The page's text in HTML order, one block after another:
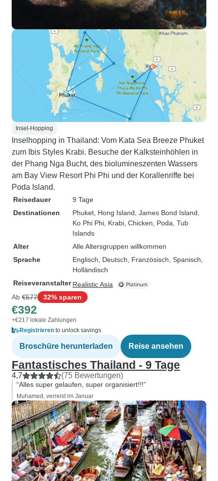
Insel-Hopping
Inselhopping in Thailand: Vom Kata Sea Breeze Phuket
zum Ibis Styles Krabi. Besuche der Kalksteinhöhlen in
der Phang Nga Bucht, des biolumineszenten Wassers
am Bay View Resort Phi Phi und der Korallenriffe bei
Poda Island.
Reisedauer
9 Tage
Destinationen
Phuket , Hong Island , James Bond Island
Ko Phi Phi , Krabi , Chicken, Poda, Tub
Islands
Alter
Alle Altersgruppen willkommen
Sprache
Englisch, Deutsch, Französisch, Spanisch,
Holländisch
Reiseveranstalter Realistic Asia
Ab €577 32% sparen
€392
+€217 lokale Zahlungen
Registrieren to unlock savings
Broschüre herunterladen Reise ansehen
Fantastisches Thailand - 9 Tage
4,7 (75 Bewertungen)
“Alles super gelaufen, super organisiert!!!”
Muhamed, verreist im Januar